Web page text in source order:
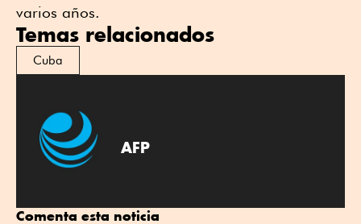
varios años.
Temas relacionados
Cuba
AFP
Comenta esta noticia